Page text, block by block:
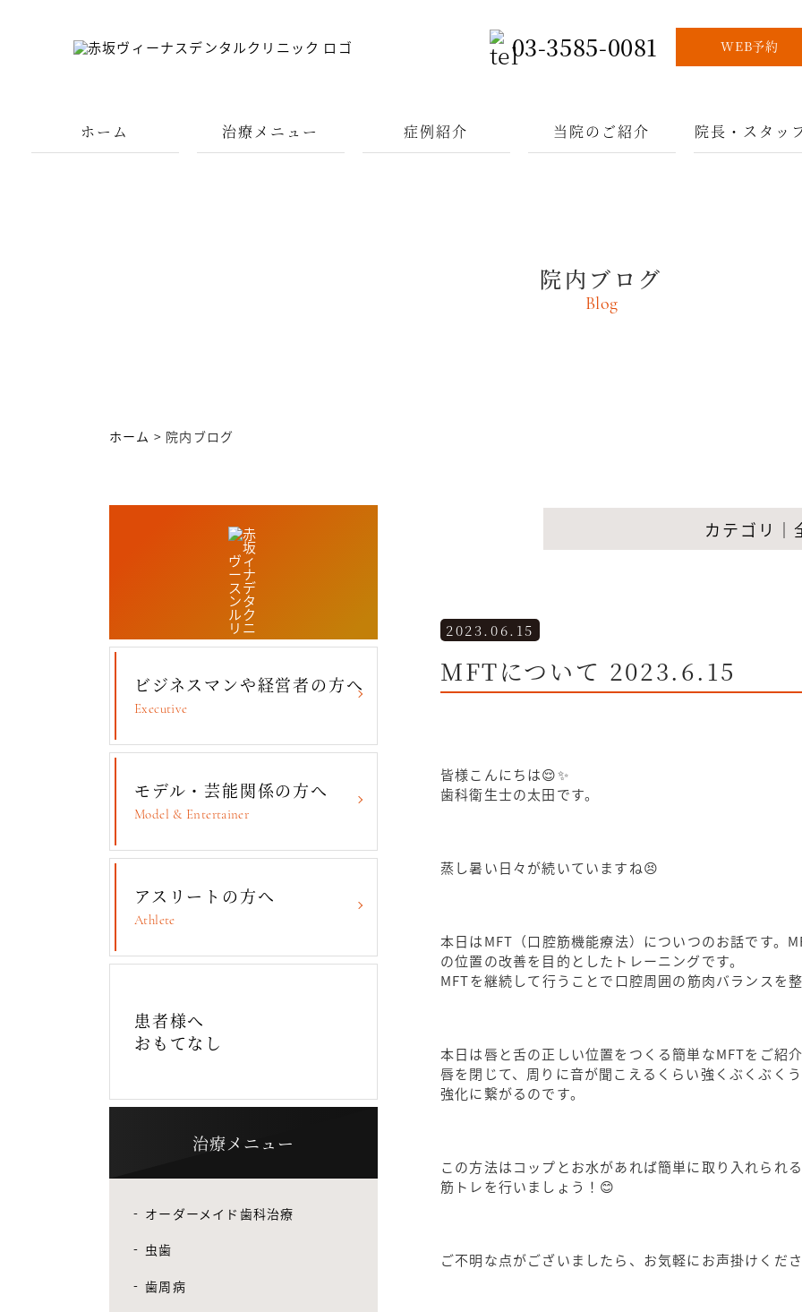
03-3585-0081 WEB予約
ホーム 治療メニュー 症例紹介 当院のご紹介 院長・スタッ
院内ブログ
Blog
ホーム > 院内ブログ
カテゴリ｜
2023.06.15
MFTについて 2023.6.15
皆様こんにちは😌✨
歯科衛生士の太田です。
蒸し暑い日々が続いていますね😣
本日はMFT（口腔筋機能療法）についつのお話です。
の位置の改善を目的としたトレーニングです。
MFTを継続して行うことで口腔周囲の筋肉バランスを
本日は唇と舌の正しい位置をつくる簡単なMFTをご紹
唇を閉じて、周りに音が聞こえるくらい強くぶくぶく
強化に繋がるのです。
この方法はコップとお水があれば簡単に取り入れられ
筋トレを行いましょう！😊
ご不明な点がございましたら、お気軽にお声掛けくだ
ビジネスマンや経営者の方へ
Executive
モデル・芸能関係の方へ
Model & Entertainer
アスリートの方へ
Athlete
患者様へ
おもてなし
治療メニュー
オーダーメイド歯科治療
虫歯
歯周病